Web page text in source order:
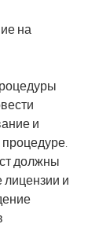
на
и
должны
и